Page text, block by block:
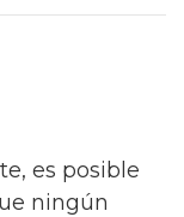
es posible
ningún